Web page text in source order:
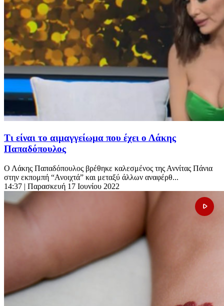
Τι είναι το αιμαγγείωμα που έχει ο Λάκης
Παπαδόπουλος
Ο Λάκης Παπαδόπουλος βρέθηκε καλεσμένος της Αννίτας Πάνια
στην εκπομπή “Ανοιχτά” και μεταξύ άλλων αναφέρθ...
14:37 | Παρασκευή 17 Ιουνίου 2022